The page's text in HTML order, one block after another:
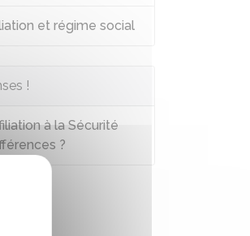
et régime social
!
à la Sécurité
?